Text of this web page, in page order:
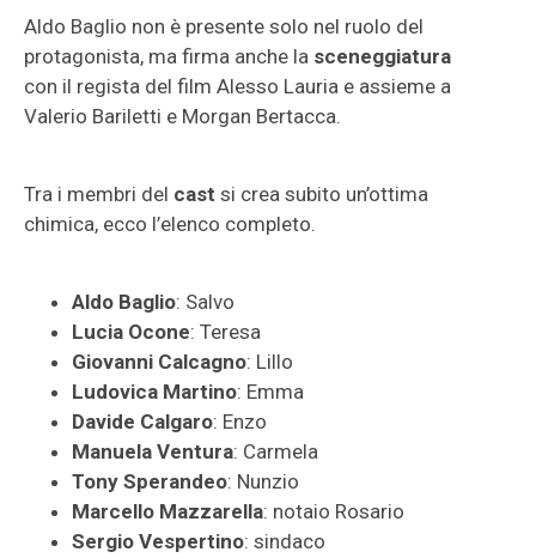
Aldo Baglio non è presente solo nel ruolo del
protagonista, ma firma anche la sceneggiatura
con il regista del film Alesso Lauria e assieme a
Valerio Bariletti e Morgan Bertacca.
Tra i membri del cast si crea subito un’ottima
chimica, ecco l’elenco completo.
Aldo Baglio: Salvo
Lucia Ocone: Teresa
Giovanni Calcagno: Lillo
Ludovica Martino: Emma
Davide Calgaro: Enzo
Manuela Ventura: Carmela
Tony Sperandeo: Nunzio
Marcello Mazzarella: notaio Rosario
Sergio Vespertino: sindaco